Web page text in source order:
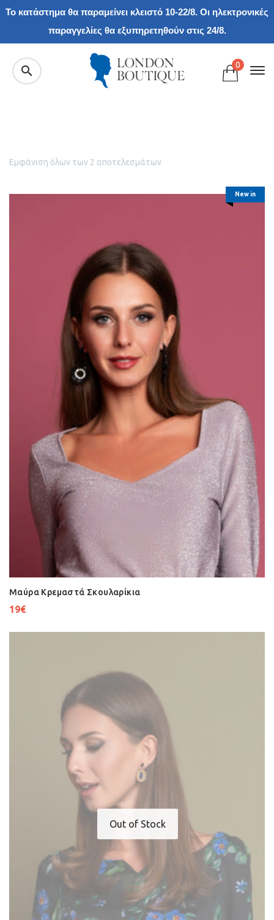
Το κατάστημα θα παραμείνει κλειστό 10-22/8. Οι ηλεκτρονικές
παραγγελίες θα εξυπηρετηθούν στις 24/8.
0
Εμφάνιση όλων των 2 αποτελεσμάτων
New in
Μαύρα Κρεμαστά Σκουλαρίκια
19€
Out of Stock